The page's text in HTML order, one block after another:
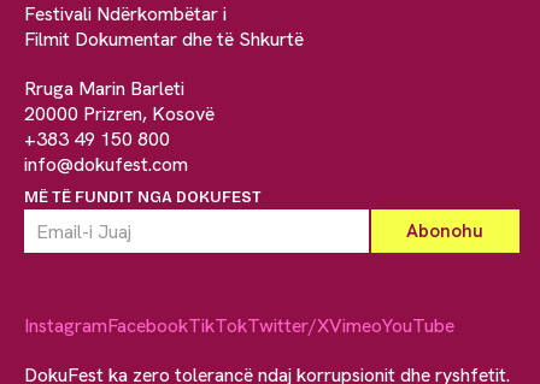
Festivali Ndërkombëtar i
Filmit Dokumentar dhe të Shkurtë
Rruga Marin Barleti
20000 Prizren, Kosovë
+383 49 150 800
info@dokufest.com
MË TË FUNDIT NGA DOKUFEST
InstagramFacebookTikTokTwitter/XVimeoYouTube
DokuFest ka zero tolerancë ndaj korrupsionit dhe ryshfetit.